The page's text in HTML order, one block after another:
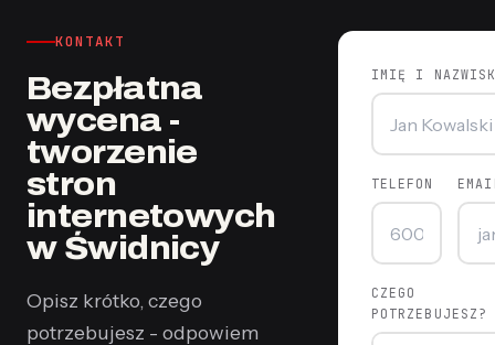
KONTAKT
Bezpłatna
wycena -
tworzenie
stron
internetowych
w Świdnicy
Opisz krótko, czego
potrzebujesz - odpowiem
IMIĘ I
TELEFON
CZEGO
POTRZEBUJESZ?